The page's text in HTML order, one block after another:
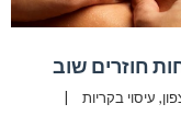
, עיסוי בקריות
|